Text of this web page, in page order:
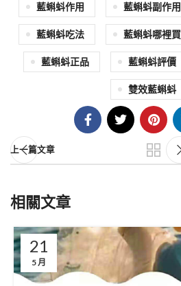
藍蝌蚪作用 藍蝌蚪副作用
藍蝌蚪吃法 藍蝌蚪哪裡買
藍蝌蚪正品 藍蝌蚪評價
雙效藍蝌蚪
上一篇文章
相關文章
21
5 月